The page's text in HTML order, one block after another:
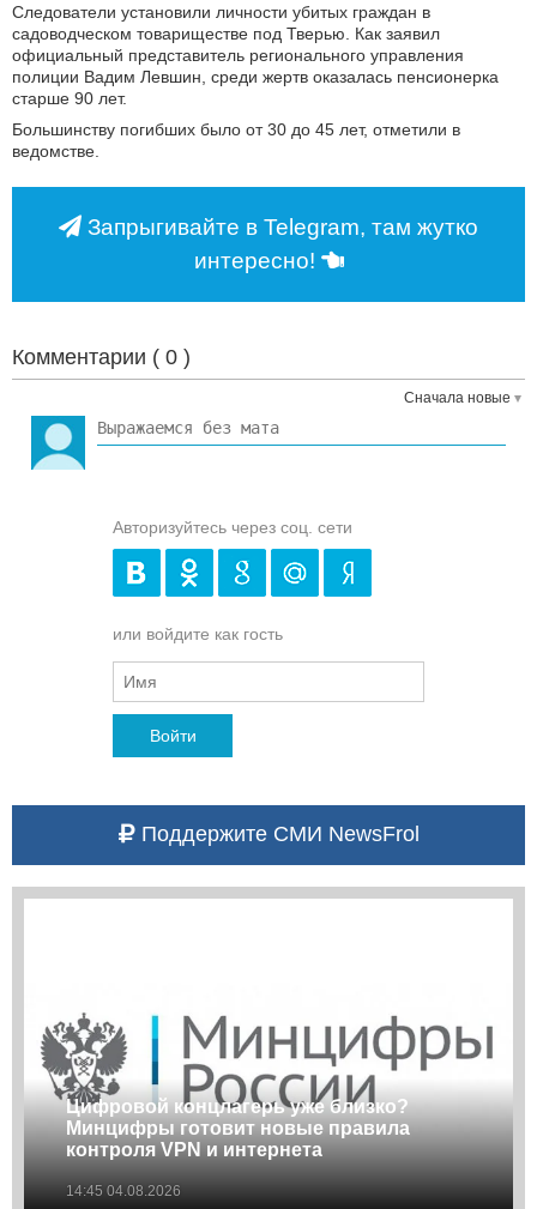
Следователи установили личности убитых граждан в
садоводческом товариществе под Тверью. Как заявил
официальный представитель регионального управления
полиции Вадим Левшин, среди жертв оказалась пенсионерка
старше 90 лет.
Большинству погибших было от 30 до 45 лет, отметили в
ведомстве.
Запрыгивайте в Telegram, там жутко
интересно!
Комментарии ( 0 )
Сначала новые
Авторизуйтесь через соц. сети
или войдите как гость
Войти
Поддержите СМИ NewsFrol
Цифровой концлагерь уже близко?
Минцифры готовит новые правила
контроля VPN и интернета
14:45 04.08.2026